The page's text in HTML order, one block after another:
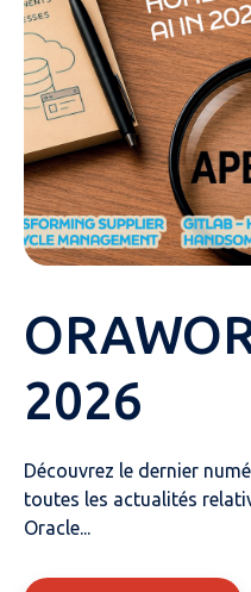
2026
Découvrez le dernier
toutes les actualités
Oracle...